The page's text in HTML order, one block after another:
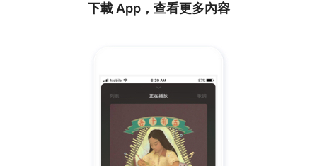
下載 App，查看更多內容